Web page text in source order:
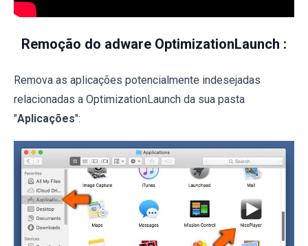
Remoção do adware OptimizationLaunch :
Remova as aplicações potencialmente indesejadas
relacionadas a OptimizationLaunch da sua pasta
"Aplicações":